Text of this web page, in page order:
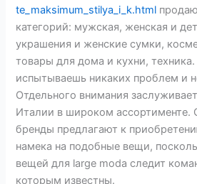
te_maksimum_stilya_i_k.html
категорий: мужская, женская и
украшения и женские сумки,
товары для дома и кухни,
испытываешь никаких проблем и
Отдельного внимания
Италии в широком ассортименте.
бренды предлагают к
намека на подобные вещи,
вещей для large moda следит
которым известны.